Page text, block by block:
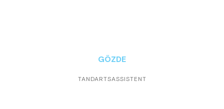
GÖZDE
TANDARTSASSISTENT